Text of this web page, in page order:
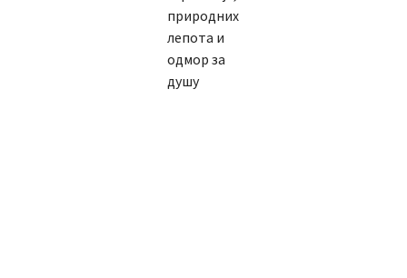
природних
лепота и
одмор за
душу